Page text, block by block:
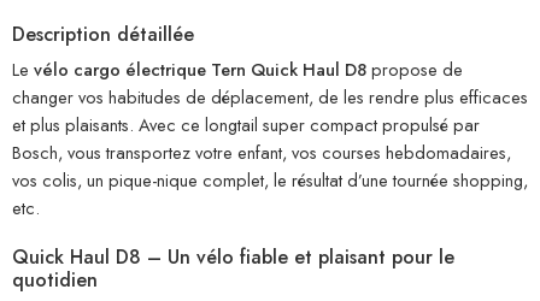
Description détaillée
Le vélo cargo électrique Tern Quick Haul D8propose de
changer vos habitudes de déplacement, de les rendre plus efficaces
et plus plaisants. Avec ce longtail super compact propulsé par
Bosch, vous transportez votre enfant, vos courses hebdomadaires,
vos colis, un pique-nique complet, le résultat d’une tournée shopping,
etc.
Quick Haul D8 – Un vélo fiable et plaisant pour le
quotidien